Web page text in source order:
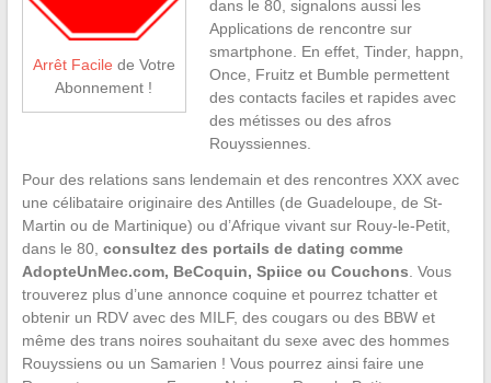
Arrêt Facile de Votre
Abonnement !
dans le 80, signalons aussi les
Applications de rencontre sur
smartphone. En effet, Tinder, happn,
Once, Fruitz et Bumble permettent
des contacts faciles et rapides avec
des métisses ou des afros
Rouyssiennes.
Pour des relations sans lendemain et des rencontres XXX avec
une célibataire originaire des Antilles (de Guadeloupe, de St-
Martin ou de Martinique) ou d’Afrique vivant sur Rouy-le-Petit,
dans le 80, consultez des portails de dating comme
AdopteUnMec.com, BeCoquin, Spiice ou Couchons . Vous
trouverez plus d’une annonce coquine et pourrez tchatter et
obtenir un RDV avec des MILF, des cougars ou des BBW et
même des trans noires souhaitant du sexe avec des hommes
Rouyssiens ou un Samarien ! Vous pourrez ainsi faire une